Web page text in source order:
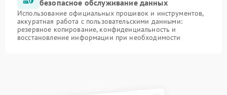
безопасное обслуживание данных
Использование официальных прошивок и инструментов,
аккуратная работа с пользовательскими данными:
резервное копирование, конфиденциальность и
восстановление информации при необходимости